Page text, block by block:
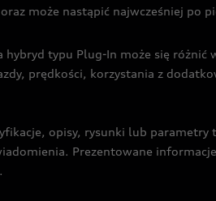
może nastąpić najwcześniej po
typu Plug-In może się różnić
prędkości, korzystania z
opisy, rysunki lub
Prezentowane